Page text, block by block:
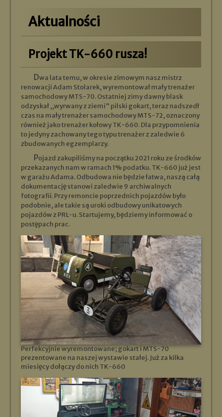
Aktualności
Projekt TK-660 rusza!
Dwa lata temu, w okresie zimowym nasz mistrz
renowacji Adam Stolarek, wyremontował mały trenażer
samochodowy MTS-70. Ostatniej zimy dawny blask
odzyskał ,,wyrwany z ziemi" pilski gokart, teraz nadszedł
czas na mały trenażer samochodowy MTS-72, oznaczony
również jako trenażer kołowy TK-660. Dla przypomnienia
to jedyny zachowany tego typu trenażer z zaledwie 6
zbudowanych egzemplarzy.
Pojazd zakupiliśmy na początku 2021 roku ze środków
przekazanych nam w ramach 1% podatku. TK-660 już jest
w garażu Adama. Odbudowa nie będzie łatwa, naszą całą
dokumentację stanowi zaledwie 9 archiwalnych
fotografii. Przy remoncie poprzednich pojazdów było
podobnie, ale takie są uroki odbudowy unikatowych
pojazdów z PRL-u. Startujemy, będziemy informować o
postępach prac.
Perfekcyjnie wyremontowane; gokart i MTS-70
prezentowane na naszej wystawie stałej. Już za kilka
miesięcy dołączy do nich TK-660